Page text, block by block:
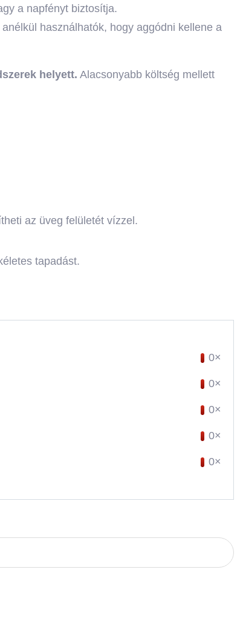
a napfényt biztosítja.
használhatók, hogy aggódni kellene a
helyett. Alacsonyabb költség mellett
az üveg felületét vízzel.
tapadást.
0×
0×
0×
0×
0×